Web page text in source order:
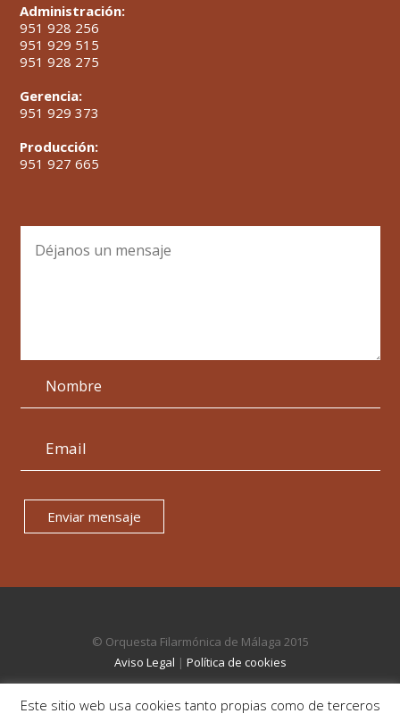
Administración:
951 928 256
951 929 515
951 928 275
Gerencia:
951 929 373
Producción:
951 927 665
Enviar mensaje
© Orquesta Filarmónica de Málaga 2015
Aviso Legal | Política de cookies
Este sitio web usa cookies tanto propias como de terceros